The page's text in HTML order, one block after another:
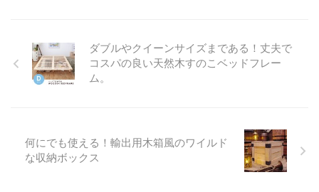
ダブルやクイーンサイズまである！丈夫で
コスパの良い天然木すのこベッドフレー
ム。
何にでも使える！輸出用木箱風のワイルド
な収納ボックス